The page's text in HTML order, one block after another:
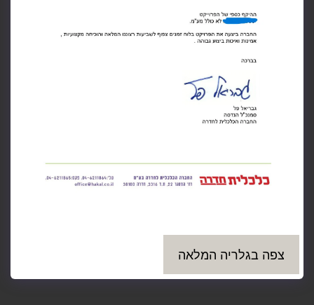
צפה בגלריה המלאה